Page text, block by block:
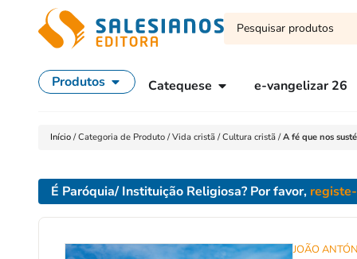
Produtos Catequese e-vangelizar 26
Início /Categoria de Produto /Vida cristã /Cultura cristã /A fé que nos
É Paróquia/ Instituição Religiosa? Por favor,
JOÃO